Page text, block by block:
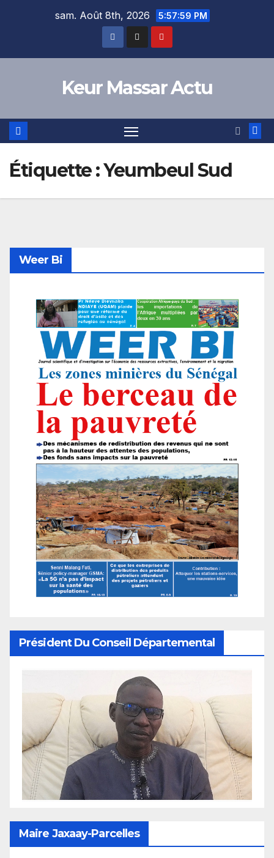
sam. Août 8th, 2026 5:57:59 PM
Keur Massar Actu
Étiquette :Yeumbeul Sud
Weer Bi
Président Du Conseil Départemental
Maire Jaxaay-Parcelles